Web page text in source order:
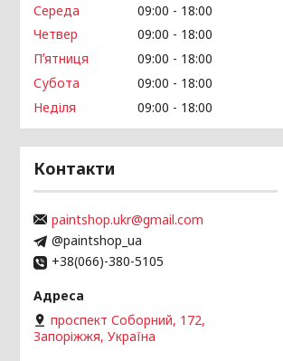
Середа
09:00
18:00
Четвер
09:00
18:00
Пʼятниця
09:00
18:00
Субота
09:00
18:00
Неділя
09:00 18:00
Контакти
paintshop.ukr@gmail.com
@paintshop_ua
+38(066)-380-5105
проспект Соборний, 172,
Запоріжжя, Україна